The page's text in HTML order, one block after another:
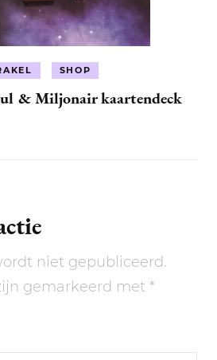
SHOP
& Miljonair kaartendeck
niet gepubliceerd.
gemarkeerd met *